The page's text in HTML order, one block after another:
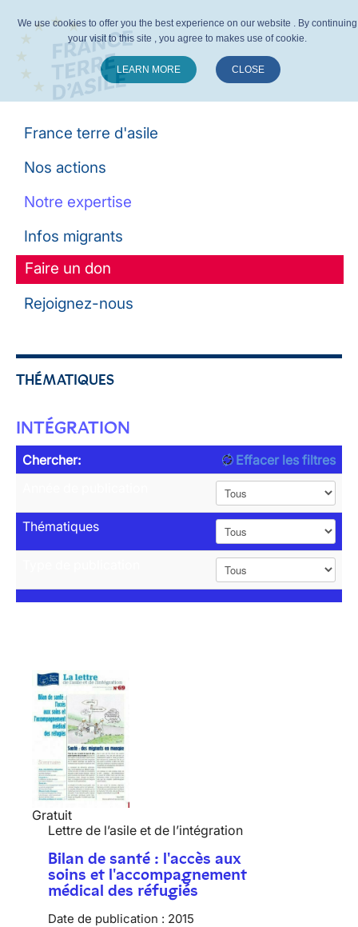
France terre d'asile
Nos actions
Notre expertise
Infos migrants
Faire un don
Rejoignez-nous
THÉMATIQUES
INTÉGRATION
Chercher:
Effacer les filtres
Thématiques
Gratuit
Lettre de l’asile et de l’intégration
Bilan de santé : l'accès aux
soins et l'accompagnement
médical des réfugiés
Date de publication : 2015
We use cookies to offer you the best experience on our website . By continuing
your visit to this site , you agree to makes use of cookie.
LEARN MORE CLOSE